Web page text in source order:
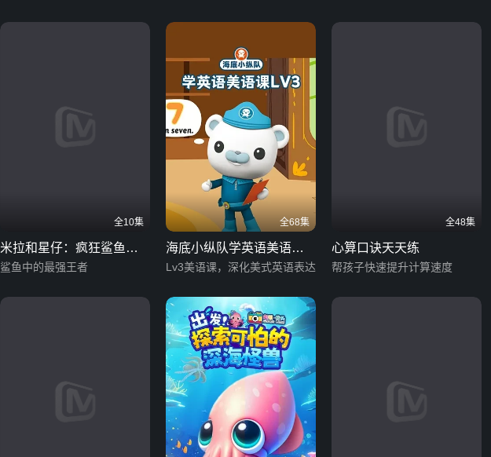
全10集
米拉和星仔：疯狂鲨鱼奇
遇记
鲨鱼中的最强王者
全68集
海底小纵队学英语美语课
Lv3
Lv3美语课，深化美式英语表达运用
全48集
心算口诀天天练
帮孩子快速提升计算速度